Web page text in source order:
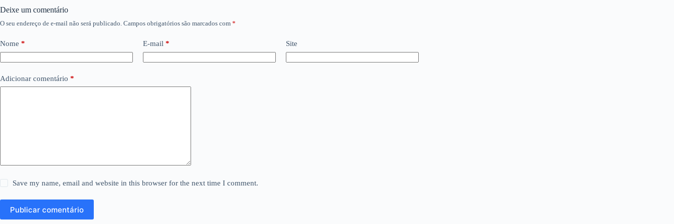
Deixe um comentário
O seu endereço de e-mail não será publicado. Campos obrigatórios são marcados com *
Nome * E-mail * Site
Adicionar comentário *
Save my name, email and website in this browser for the next time I comment.
Publicar comentário